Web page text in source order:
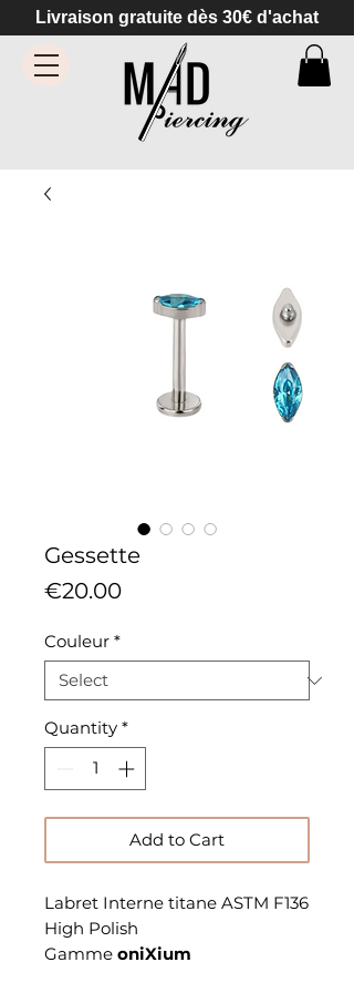
Livraison gratuite dès 30€ d'achat
Gessette
€20.00Price
Couleur *
Quantity *
Add to Cart
Labret Interne titane ASTM F136
High Polish
Gamme oniXium